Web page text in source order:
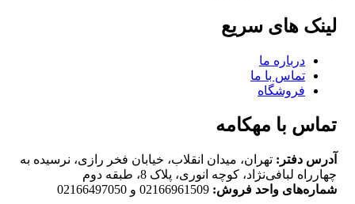
لینک های سریع
درباره ما
تماس با ما
فروشگاه
تماس با مهکامه
آدرس دفتر: تهران، میدان انقلاب، خیابان فخر رازی، نرسیده به
چهارراه لبافی‌نژاد، کوچه انوری، پلاک 8، طبقه دوم
شماره‌های واحد فروش: 02166961509 و 02166497050